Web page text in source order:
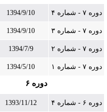
دوره ۷ - شماره ۴ 1394/9/10
دوره ۷ - شماره ۳ 1394/9/10
دوره ۷ - شماره ۲ 1394/7/9
دوره ۷ - شماره ۱ 1394/5/10
دوره ۶
دوره ۶ - شماره ۴ 1393/11/12